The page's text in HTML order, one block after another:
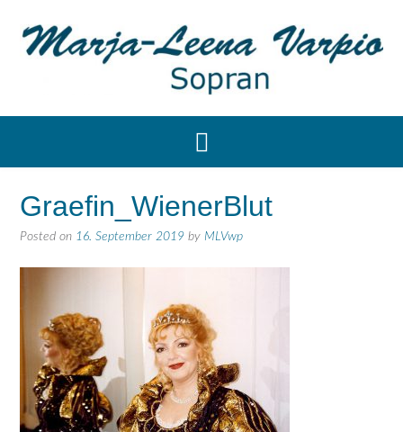
Graefin_WienerBlut
Posted on 16. September 2019 by MLVwp